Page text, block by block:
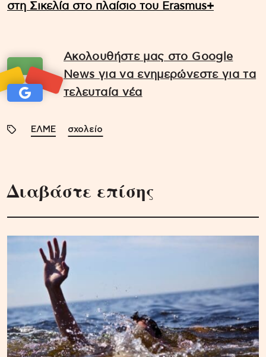
στη Σικελία στο πλαίσιο του Erasmus+
Ακολουθήστε μας στο Google
News για να ενημερώνεστε για τα
τελευταία νέα
ΕΛΜΕ σχολείο
Διαβάστε επίσης